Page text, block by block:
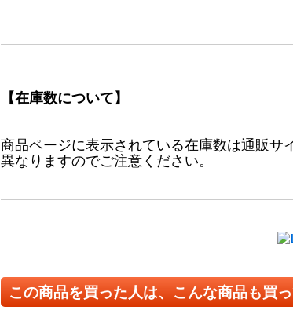
【在庫数について】
商品ページに表示されている在庫数は通販サ
異なりますのでご注意ください。
この商品を買った人は、こんな商品も買